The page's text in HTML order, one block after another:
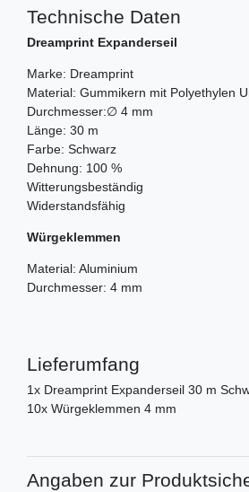
Technische Daten
Dreamprint Expanderseil
Marke: Dreamprint
Material: Gummikern mit Polyethylen
Durchmesser:∅ 4 mm
Länge: 30 m
Farbe: Schwarz
Dehnung: 100 %
Witterungsbeständig
Widerstandsfähig
Würgeklemmen
Material: Aluminium
Durchmesser: 4 mm
Lieferumfang
1x Dreamprint Expanderseil 30 m
10x Würgeklemmen 4 mm
Angaben zur